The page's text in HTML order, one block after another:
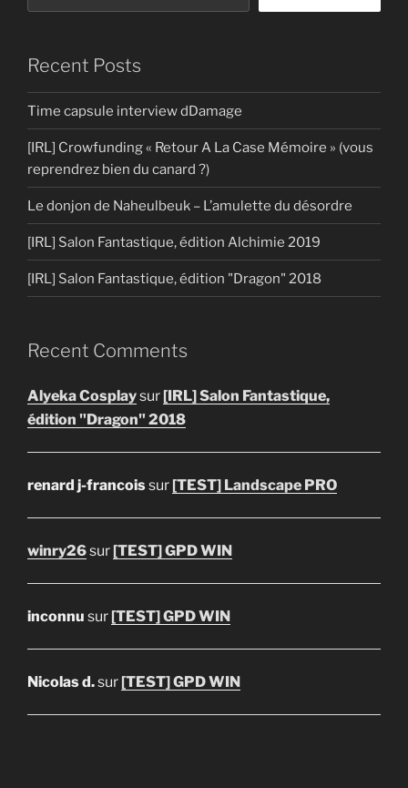
Recent Posts
Time capsule interview dDamage
[IRL] Crowfunding « Retour A La Case Mémoire » (vous
reprendrez bien du canard ?)
Le donjon de Naheulbeuk – L’amulette du désordre
[IRL] Salon Fantastique, édition Alchimie 2019
[IRL] Salon Fantastique, édition "Dragon" 2018
Recent Comments
Alyeka Cosplaysur[IRL] Salon Fantastique,
édition "Dragon" 2018
renard j-francoissur[TEST] Landscape PRO
winry26sur[TEST] GPD WIN
inconnu sur[TEST] GPD WIN
Nicolas d.sur[TEST] GPD WIN